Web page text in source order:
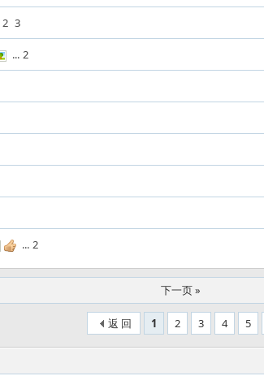
2 3
... 2
... 2
下一页 »
1 2 3 4 5
返 回